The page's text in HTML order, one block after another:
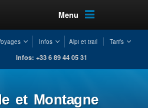
Menu
Infos Alpi et trail Tarifs
Infos: +33 6 89 44 05 31
et Montagne